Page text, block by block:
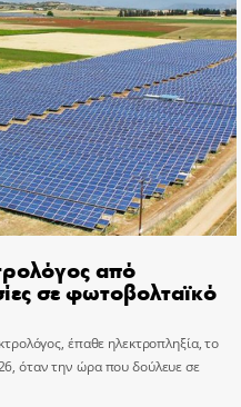
από
σε φωτοβολταϊκό
έπαθε ηλεκτροπληξία, το
όταν την ώρα που δούλευε σε